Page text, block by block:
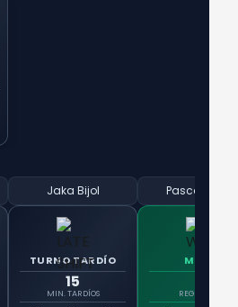
Jaka Bijol
TURNO TARDÍO
15
MIN. TARDÍOS
Pascal Struijk
MURO
REGATEADO